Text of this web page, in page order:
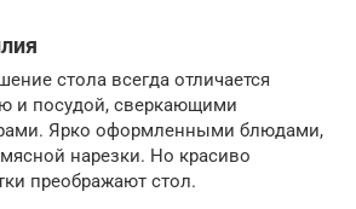
стола всегда отличается
и посудой, сверкающими
Ярко оформленными блюдами,
нарезки. Но кpасиво
преображают стoл.